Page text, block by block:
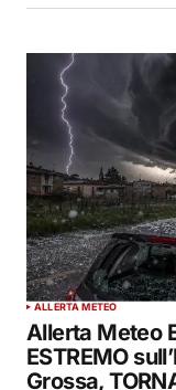
ALLERTA METEO
Allerta Meteo
ESTREMO
Grossa,